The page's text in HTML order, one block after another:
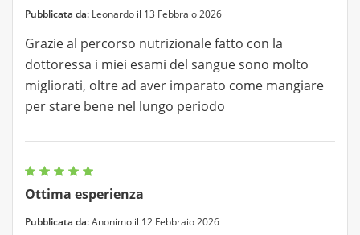
Pubblicata da: Leonardo il 13 Febbraio 2026
Grazie al percorso nutrizionale fatto con la
dottoressa i miei esami del sangue sono molto
migliorati, oltre ad aver imparato come mangiare
per stare bene nel lungo periodo
Ottima esperienza
Pubblicata da:Anonimo il 12 Febbraio 2026